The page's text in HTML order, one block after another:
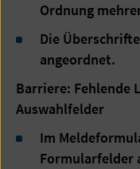
Ordnung
Die
angeordnet.
Barriere: Fehlende
Auswahlfelder
Im
Formularfelder